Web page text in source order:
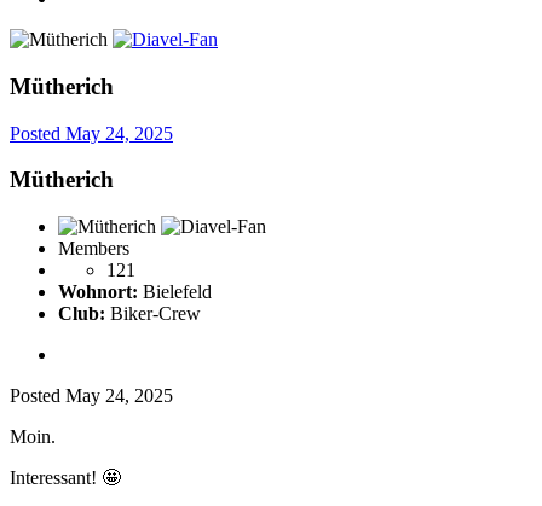
Mütherich
Posted May 24, 2025
Mütherich
Members
121
Wohnort: Bielefeld
Club: Biker-Crew
Posted May 24, 2025
Moin.
Interessant! 🤩